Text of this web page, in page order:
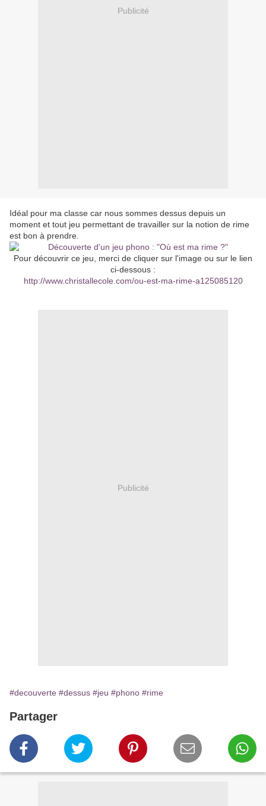
Publicité
Idéal pour ma classe car nous sommes dessus depuis un
moment et tout jeu permettant de travailler sur la notion de rime
est bon à prendre.
Pour découvrir ce jeu, merci de cliquer sur l'image ou sur le lien
ci-dessous :
http://www.christallecole.com/ou-est-ma-rime-a125085120
Publicité
#decouverte #dessus #jeu #phono #rime
Partager